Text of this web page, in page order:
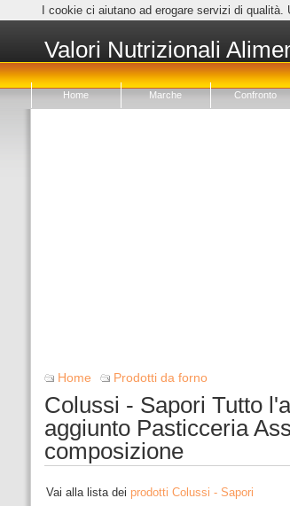
I cookie ci aiutano ad erogare servizi di
Valori Nutrizionali
Home Marche Confronto
Home Prodotti da forno
Colussi - Sapori Tutto
aggiunto Pasticceria
composizione
Vai alla lista dei prodotti Colussi - Sapori